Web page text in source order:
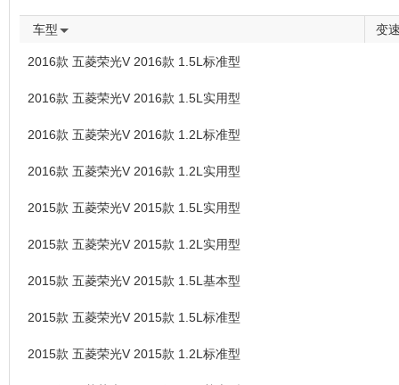
车型 变
2016款 五菱荣光V 2016款 1.5L标准型
2016款 五菱荣光V 2016款 1.5L实用型
2016款 五菱荣光V 2016款 1.2L标准型
2016款 五菱荣光V 2016款 1.2L实用型
2015款 五菱荣光V 2015款 1.5L实用型
2015款 五菱荣光V 2015款 1.2L实用型
2015款 五菱荣光V 2015款 1.5L基本型
2015款 五菱荣光V 2015款 1.5L标准型
2015款 五菱荣光V 2015款 1.2L标准型